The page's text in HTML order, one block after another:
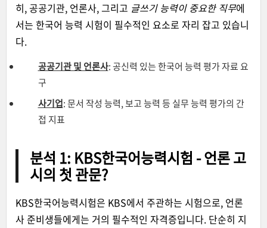
히, 공공기관, 언론사, 그리고 글쓰기 능력이 중요한 직무에
서는 한국어 능력 시험이 필수적인 요소로 자리 잡고 있습니
다.
공공기관 및 언론사: 공신력 있는 한국어 능력 평가 자료 요
구
사기업: 문서 작성 능력, 보고 능력 등 실무 능력 평가의 간
접 지표
분석 1: KBS한국어능력시험 - 언론 고
시의 첫 관문?
KBS한국어능력시험은 KBS에서 주관하는 시험으로, 언론
사 준비생들에게는 거의 필수적인 자격증입니다. 단순히 지